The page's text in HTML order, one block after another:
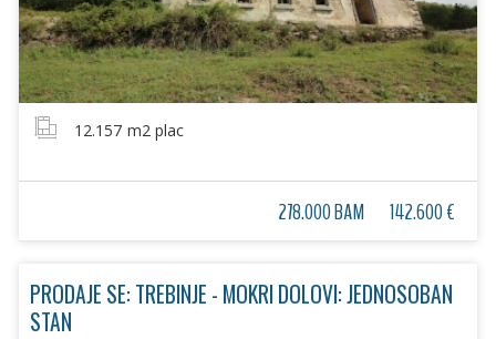
12.157 m2 plac
278.000 BAM 142.600 €
PRODAJE SE: TREBINJE - MOKRI DOLOVI: JEDNOSOBAN
STAN